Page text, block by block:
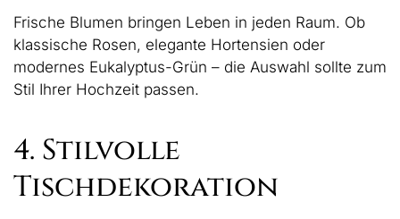
Frische Blumen bringen Leben in jeden Raum. Ob
klassische Rosen, elegante Hortensien oder
modernes Eukalyptus-Grün – die Auswahl sollte zum
Stil Ihrer Hochzeit passen.
4. Stilvolle
Tischdekoration